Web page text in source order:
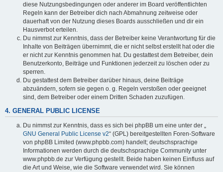
diese Nutzungsbedingungen oder anderer im Board veröffentlichten
Regeln kann der Betreiber dich nach Abmahnung zeitweise oder
dauerhaft von der Nutzung dieses Boards ausschließen und dir ein
Hausverbot erteilen.
Du nimmst zur Kenntnis, dass der Betreiber keine Verantwortung für die
Inhalte von Beiträgen übernimmt, die er nicht selbst erstellt hat oder die
er nicht zur Kenntnis genommen hat. Du gestattest dem Betreiber, dein
Benutzerkonto, Beiträge und Funktionen jederzeit zu löschen oder zu
sperren.
Du gestattest dem Betreiber darüber hinaus, deine Beiträge
abzuändern, sofern sie gegen o. g. Regeln verstoßen oder geeignet
sind, dem Betreiber oder einem Dritten Schaden zuzufügen.
4. GENERAL PUBLIC LICENSE
Du nimmst zur Kenntnis, dass es sich bei phpBB um eine unter der „
GNU General Public License v2“ (GPL) bereitgestellten Foren-Software
von phpBB Limited (www.phpbb.com) handelt; deutschsprachige
Informationen werden durch die deutschsprachige Community unter
www.phpbb.de zur Verfügung gestellt. Beide haben keinen Einfluss auf
die Art und Weise, wie die Software verwendet wird. Sie können